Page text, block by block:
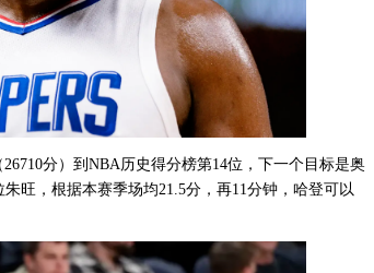
分）到NBA历史得分榜第14位，下一个目标是奥
旺，根据本赛季场均21.5分，再11分钟，哈登可以